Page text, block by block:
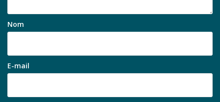
Nom
E-mail